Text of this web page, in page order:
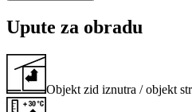
Upute za obradu
Objekt zid iznutra / objekt